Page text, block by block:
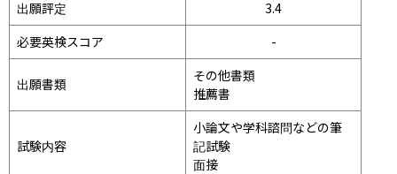
出願評定
3.4
必要英検スコア
-
出願書類
その他書類
推薦書
試験内容
小論文や学科諮問などの筆
記試験
面接